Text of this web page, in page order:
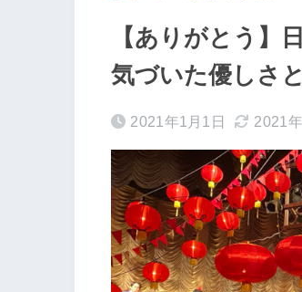
【ありがとう】
気づいた優しさ
2021年1月1日 2021